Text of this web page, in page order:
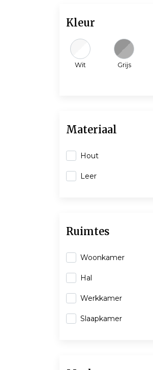
Kleur
Wit Grijs
Materiaal
Hout
Leer
Ruimtes
Woonkamer
Hal
Werkkamer
Slaapkamer